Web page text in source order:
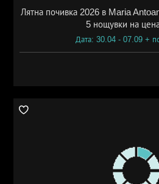
Лятна почивка 2026 в Maria
5 нощувки на
Дата: 30.04 - 07.09 +